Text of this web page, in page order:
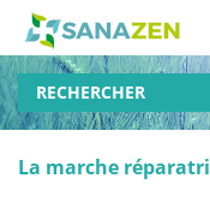
RECHERCHER
La marche